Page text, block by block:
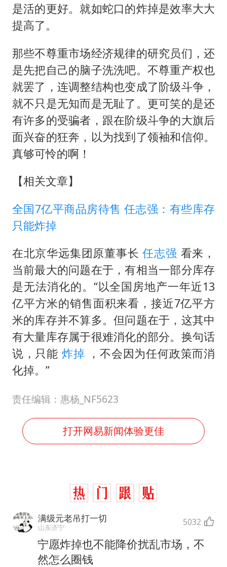
是活的更好。就如蛇口的炸掉是效率大大
提高了。
那些不尊重市场经济规律的研究员们，还
是先把自己的脑子洗洗吧。不尊重产权也
就罢了，连调整结构也变成了阶级斗争，
就不只是无知而是无耻了。更可笑的是还
有许多的受骗者，跟在阶级斗争的大旗后
面兴奋的狂奔，以为找到了领袖和信仰。
真够可怜的啊！
【相关文章】
全国7亿平商品房待售 任志强：有些库存
只能炸掉
在北京华远集团原董事长 任志强 看来，
当前最大的问题在于，有相当一部分库存
是无法消化的。“以全国房地产一年近13
亿平方米的销售面积来看，接近7亿平方
米的库存并不算多。但问题在于，这其中
有大量库存属于很难消化的部分。换句话
说，只能 炸掉 ，不会因为任何政策而消
化掉。”
责任编辑：惠杨_NF5623
打开网易新闻体验更佳
满级元老吊打一切
山东济宁 5032
宁愿炸掉也不能降价扰乱市场，不
然怎么圈钱